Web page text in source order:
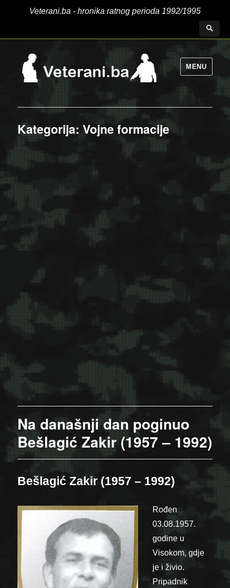
Veterani.ba - hronika ratnog perioda 1992/1995
MENU
Kategorija:Vojne formacije
Na današnji dan poginuo
Bešlagić Zakir (1957 – 1992)
Bešlagić Zakir (1957 – 1992)
Rođen
03.08.1957.
godine u
Visokom, gdje
je i živio.
Pripadnik